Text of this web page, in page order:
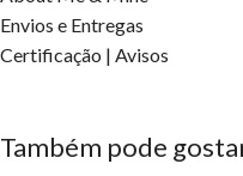
Envios e Entregas
Certificação | Avisos
Também pode